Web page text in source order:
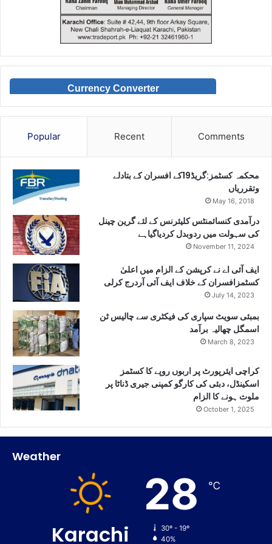
Currency Converter
Popular Recent Comments
محکمہ کسٹمز:گریڈ19کے افسران کے بتادلے
وتقرریاں
May 16, 2018
درآمدی کنسائمنٹس کلیئرنس کے لئے گرین چینل
کی سہولت میں ردوبدل کردیاگیاہے
November 11, 2024
ایف آئی اے نے کرپشن کے الزام میں اعلیٰ
کسٹمزافسران کے خلاف ایف آئی آردرج کرلی
July 14, 2023
بمبئی سویٹ سپاری کی فیکٹری سے چالیس ٹن
اسمگل چھالیہ برآمد
March 8, 2023
کراچی ایئرپورٹ پر اربوں روپے کا کسٹمز
اسکینڈل، دبئی کی کارگو کمپنی جیری ڈناٹا پر
ملوث ہونے کا الزام
October 1, 2025
Weather
Karachi
28 ℃
30º - 19º
40%